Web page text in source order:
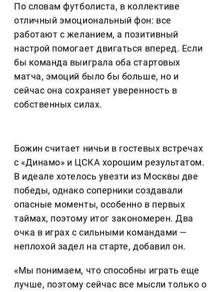
По словам футболиста, в коллективе
отличный эмоциональный фон: все
работают с желанием, а позитивный
настрой помогает двигаться вперед. Если
бы команда выиграла оба стартовых
матча, эмоций было бы больше, но и
сейчас она сохраняет уверенность в
собственных силах.
Божин считает ничьи в гостевых встречах
с «Динамо» и ЦСКА хорошим результатом.
В идеале хотелось увезти из Москвы две
победы, однако соперники создавали
опасные моменты, особенно в первых
таймах, поэтому итог закономерен. Два
очка в играх с сильными командами —
неплохой задел на старте, добавил он.
«Мы понимаем, что способны играть еще
лучше, поэтому сейчас все мысли только о